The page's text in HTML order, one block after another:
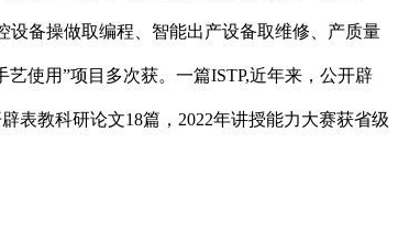
设备操做取编程、智能出产设备取维修、产质量
使用”项目多次获。一篇ISTP,近年来，公开辟
表教科研论文18篇，2022年讲授能力大赛获省级